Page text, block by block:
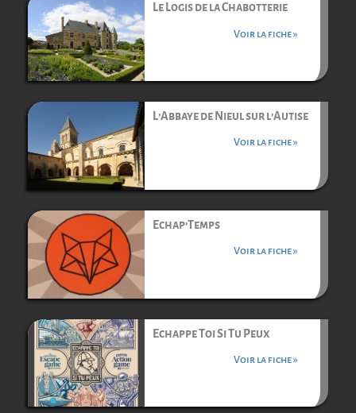
Le Logis de la Chabotterie
Voir la fiche »
L’Abbaye de Nieul sur l’Autise
Voir la fiche »
Echap’Temps
Voir la fiche »
Echappe Toi Si Tu Peux
Voir la fiche »